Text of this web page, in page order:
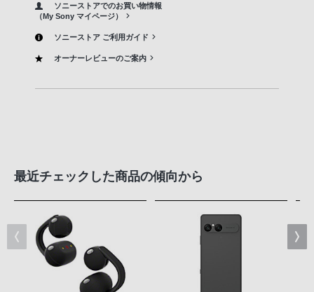
ソニーストアでのお買い物情報
（My Sony マイページ）
ソニーストア ご利用ガイド
オーナーレビューのご案内
最近チェックした商品の傾向から